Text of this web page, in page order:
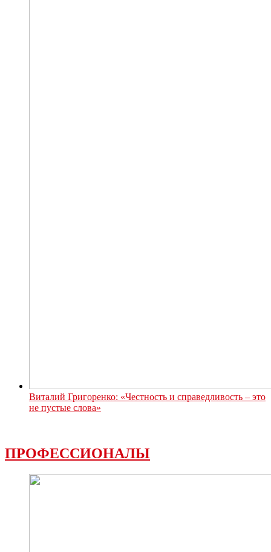
Виталий Григоренко: «Честность и справедливость – это
не пустые слова»
ПРОФЕССИОНАЛЫ